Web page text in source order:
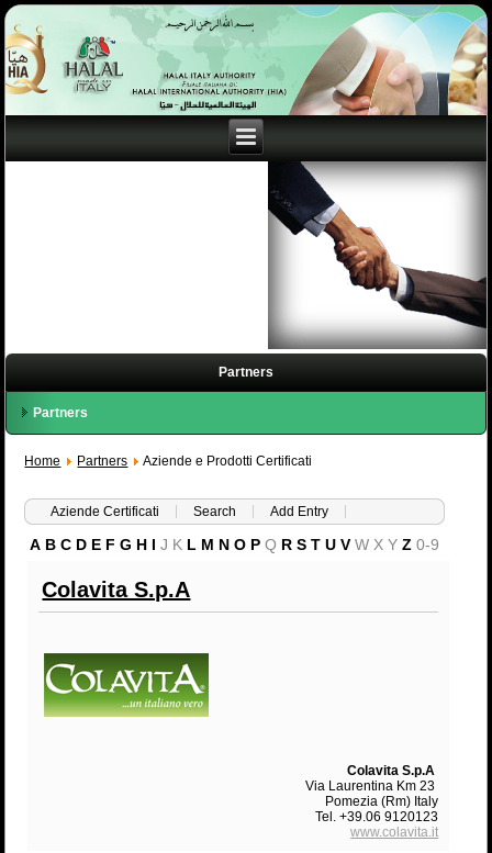
Partners
Partners
Home Partners Aziende e Prodotti Certificati
Aziende Certificati Search Add Entry
A B C D E F G H I J K L M N O P Q R S T U V W X Y Z 0-9
Colavita S.p.A
Colavita S.p.A
Via Laurentina Km 23
Pomezia (Rm) Italy
Tel. +39.06 9120123
www.colavita.it